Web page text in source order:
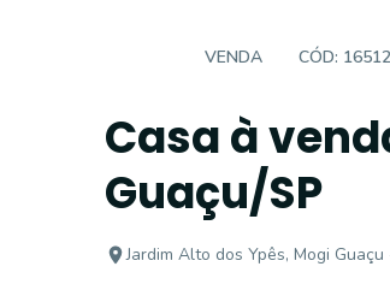
VENDA CÓD: 16512
Casa à
Guaçu/SP
Jardim Alto dos Ypês, Mogi Guaçu